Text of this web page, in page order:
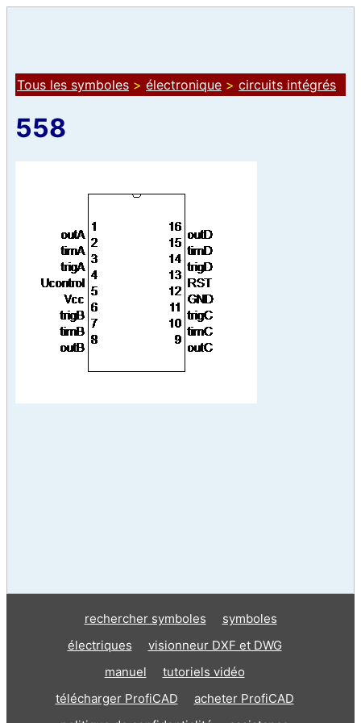
Tous les symboles > électronique > circuits intégrés
558
rechercher symboles
symboles
électriques
visionneur DXF et DWG
manuel
tutoriels vidéo
télécharger ProfiCAD
acheter ProfiCAD